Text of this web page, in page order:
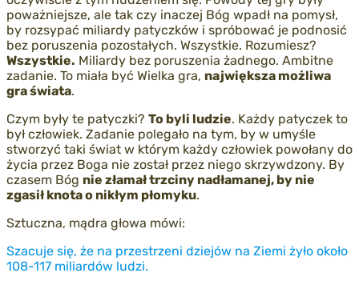
poważniejsze, ale tak czy inaczej Bóg wpadł na pomysł,
by rozsypać miliardy patyczków i spróbować je podnosić
bez poruszenia pozostałych. Wszystkie. Rozumiesz?
Wszystkie. Miliardy bez poruszenia żadnego. Ambitne
zadanie. To miała być Wielka gra, największa możliwa
gra świata.
Czym były te patyczki? To byli ludzie. Każdy patyczek to
był człowiek. Zadanie polegało na tym, by w umyśle
stworzyć taki świat w którym każdy człowiek powołany do
życia przez Boga nie został przez niego skrzywdzony. By
czasem Bóg nie złamał trzciny nadłamanej, by nie
zgasił knota o nikłym płomyku.
Sztuczna, mądra głowa mówi:
Szacuje się, że na przestrzeni dziejów na Ziemi żyło około
108-117 miliardów ludzi.